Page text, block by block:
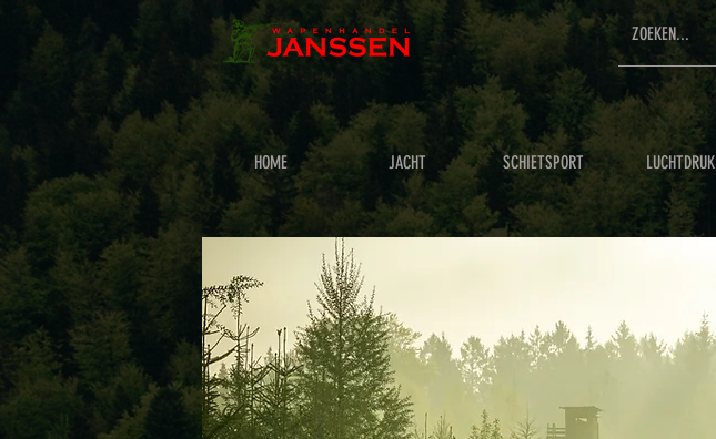
HOME JACHT SCHIETSPORT LUCHTDRUK